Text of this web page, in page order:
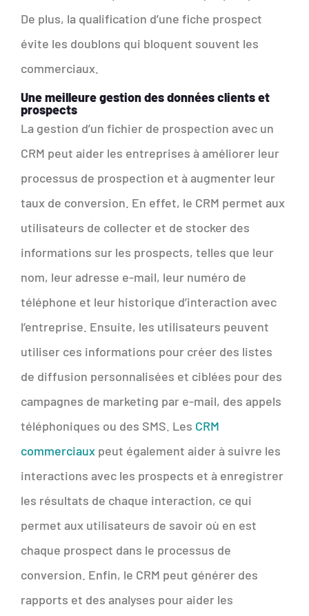
De plus, la qualification d’une fiche prospect
évite les doublons qui bloquent souvent les
commerciaux.
Une meilleure gestion des données clients et
prospects
La gestion d’un fichier de prospection avec un
CRM peut aider les entreprises à améliorer leur
processus de prospection et à augmenter leur
taux de conversion. En effet, le CRM permet aux
utilisateurs de collecter et de stocker des
informations sur les prospects, telles que leur
nom, leur adresse e-mail, leur numéro de
téléphone et leur historique d’interaction avec
l’entreprise. Ensuite, les utilisateurs peuvent
utiliser ces informations pour créer des listes
de diffusion personnalisées et ciblées pour des
campagnes de marketing par e-mail, des appels
téléphoniques ou des SMS. Les CRM
commerciaux peut également aider à suivre les
interactions avec les prospects et à enregistrer
les résultats de chaque interaction, ce qui
permet aux utilisateurs de savoir où en est
chaque prospect dans le processus de
conversion. Enfin, le CRM peut générer des
rapports et des analyses pour aider les